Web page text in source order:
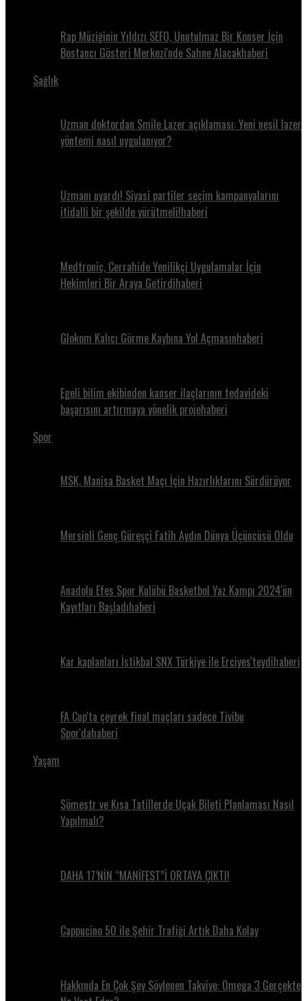
Rap Müziğinin Yıldızı SEFO, Unutulmaz Bir Konser İçin
Bostancı Gösteri Merkezi'nde Sahne Alacakhaberi
Sağlık
Uzman doktordan Smile Lazer açıklaması: Yeni nesil lazer
yöntemi nasıl uygulanıyor?
Uzmanı uyardı! Siyasi partiler seçim kampanyalarını
itidalli bir şekilde yürütmeli!haberi
Medtronic, Cerrahide Yenilikçi Uygulamalar İçin
Hekimleri Bir Araya Getirdihaberi
Glokom Kalıcı Görme Kaybına Yol Açmasınhaberi
Egeli bilim ekibinden kanser ilaçlarının tedavideki
başarısını artırmaya yönelik projehaberi
Spor
MSK, Manisa Basket Maçı İçin Hazırlıklarını Sürdürüyor
Mersinli Genç Güreşçi Fatih Aydın Dünya Üçüncüsü Oldu
Anadolu Efes Spor Kulübü Basketbol Yaz Kampı 2024'ün
Kayıtları Başladıhaberi
Kar kaplanları İstikbal SNX Türkiye ile Erciyes'teydihaberi
FA Cup'ta çeyrek final maçları sadece Tivibu
Spor'dahaberi
Yaşam
Sömestr ve Kısa Tatillerde Uçak Bileti Planlaması Nasıl
Yapılmalı?
DAHA 17’NİN “MANİFEST”İ ORTAYA ÇIKTI!
Cappucino 50 ile Şehir Trafiği Artık Daha Kolay
Hakkında En Çok Şey Söylenen Takviye: Omega 3 Gerçekte